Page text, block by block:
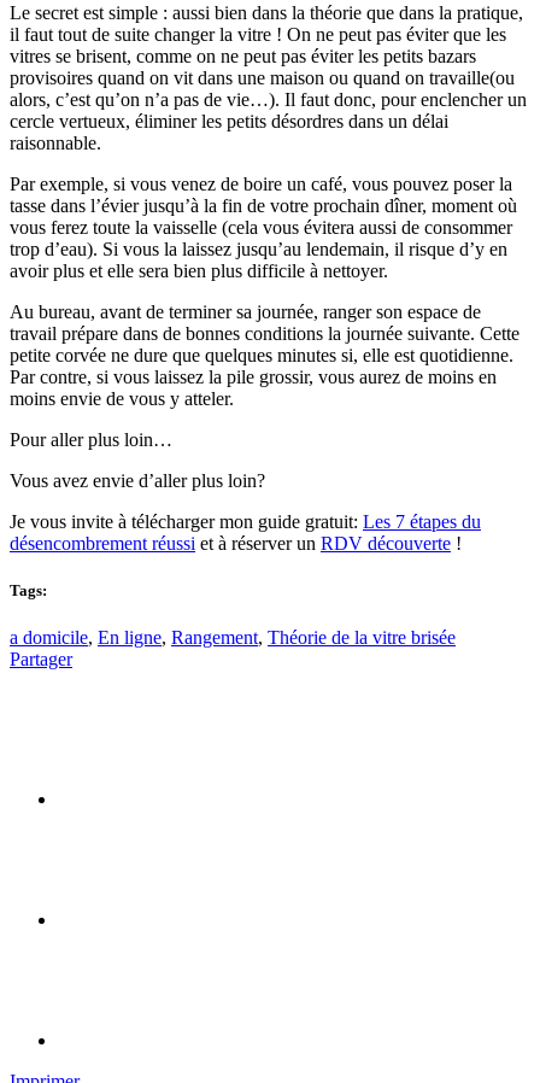
Le secret est simple : aussi bien dans la théorie que dans la pratique,
il faut tout de suite changer la vitre ! On ne peut pas éviter que les
vitres se brisent, comme on ne peut pas éviter les petits bazars
provisoires quand on vit dans une maison ou quand on travaille(ou
alors, c’est qu’on n’a pas de vie…). Il faut donc, pour enclencher un
cercle vertueux, éliminer les petits désordres dans un délai
raisonnable.
Par exemple, si vous venez de boire un café, vous pouvez poser la
tasse dans l’évier jusqu’à la fin de votre prochain dîner, moment où
vous ferez toute la vaisselle (cela vous évitera aussi de consommer
trop d’eau). Si vous la laissez jusqu’au lendemain, il risque d’y en
avoir plus et elle sera bien plus difficile à nettoyer.
Au bureau, avant de terminer sa journée, ranger son espace de
travail prépare dans de bonnes conditions la journée suivante. Cette
petite corvée ne dure que quelques minutes si, elle est quotidienne.
Par contre, si vous laissez la pile grossir, vous aurez de moins en
moins envie de vous y atteler.
Pour aller plus loin…
Vous avez envie d’aller plus loin?
Je vous invite à télécharger mon guide gratuit: Les 7 étapes du
désencombrement réussi et à réserver un RDV découverte !
Tags:
a domicile, En ligne, Rangement, Théorie de la vitre brisée
Partager